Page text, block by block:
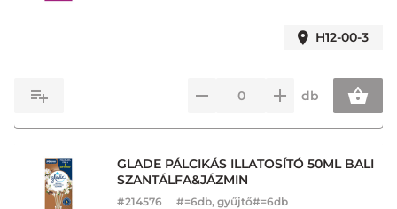
H12-00-3
db
GLADE PÁLCIKÁS ILLATOSÍTÓ 50ML BALI
SZANTÁLFA&JÁZMIN
#214576 #=6db, gyűjtő#=6db